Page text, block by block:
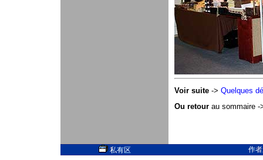
Voir suite -> Quelques
Ou retour au sommaire
私有区 作